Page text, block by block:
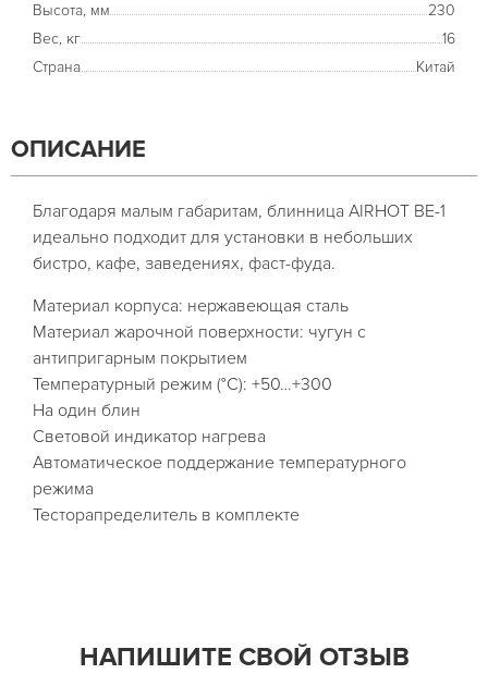
Высота, мм
230
Вес, кг
16
Страна
Китай
ОПИСАНИЕ
Благодаря малым габаритам, блинница AIRHOT BE-1
идеально подходит для установки в небольших
бистро, кафе, заведениях, фаст-фуда.
Материал корпуса: нержавеющая сталь
Материал жарочной поверхности: чугун с
антипригарным покрытием
Температурный режим (°С): +50…+300
На один блин
Световой индикатор нагрева
Автоматическое поддержание температурного
режима
Тесторапределитель в комплекте
НАПИШИТЕ СВОЙ ОТЗЫВ